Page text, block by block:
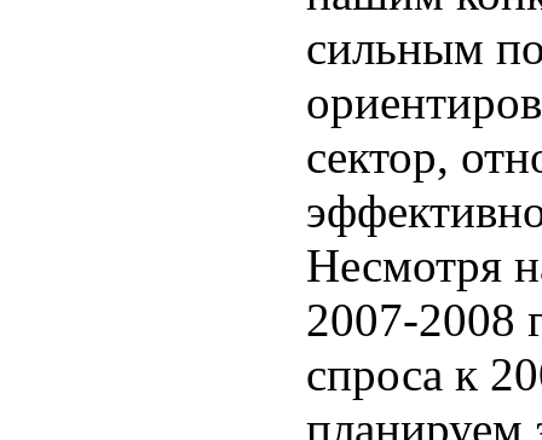
сильным
сектор,
Несмотря
2007-2008
спроса к
планируем